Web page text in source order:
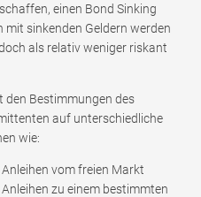
einen Bond Sinking
mit sinkenden Geldern werden
als relativ weniger riskant
den Bestimmungen des
auf unterschiedliche
wie:
vom freien Markt
zu einem bestimmten